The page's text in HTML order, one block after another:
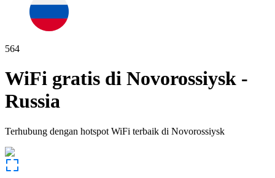
564
WiFi gratis di Novorossiysk -
Russia
Terhubung dengan hotspot WiFi terbaik di Novorossiysk